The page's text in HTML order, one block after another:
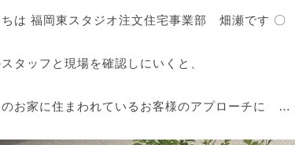
ちは 福岡東スタジオ注文住宅事業部 畑瀬です 〇
タッフと現場を確認しにいくと、
のお家に住まわれているお客様のアプローチに …